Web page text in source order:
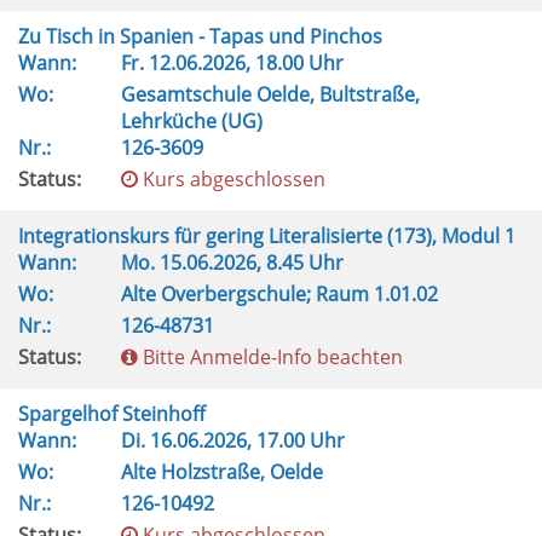
Zu Tisch in Spanien - Tapas und Pinchos
Wann:
Fr. 12.06.2026, 18.00 Uhr
Wo:
Gesamtschule Oelde, Bultstraße,
Lehrküche (UG)
Nr.:
126-3609
Status:
Kurs abgeschlossen
Integrationskurs für gering Literalisierte (173), Modul 1
Wann:
Mo. 15.06.2026, 8.45 Uhr
Wo:
Alte Overbergschule; Raum 1.01.02
Nr.:
126-48731
Status:
Bitte Anmelde-Info beachten
Spargelhof Steinhoff
Wann:
Di. 16.06.2026, 17.00 Uhr
Wo:
Alte Holzstraße, Oelde
Nr.:
126-10492